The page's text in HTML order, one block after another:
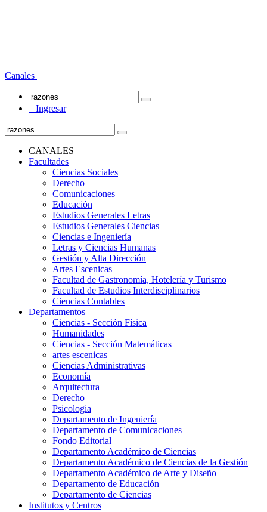
Canales
Ingresar
CANALES
Facultades
Ciencias Sociales
Derecho
Comunicaciones
Educación
Estudios Generales Letras
Estudios Generales Ciencias
Ciencias e Ingeniería
Letras y Ciencias Humanas
Gestión y Alta Dirección
Artes Escenicas
Facultad de Gastronomía, Hotelería y Turismo
Facultad de Estudios Interdisciplinarios
Ciencias Contables
Departamentos
Ciencias - Sección Física
Humanidades
Ciencias - Sección Matemáticas
artes escenicas
Ciencias Administrativas
Economía
Arquitectura
Derecho
Psicologia
Departamento de Ingeniería
Departamento de Comunicaciones
Fondo Editorial
Departamento Académico de Ciencias
Departamento Académico de Ciencias de la Gestión
Departamento Académico de Arte y Diseño
Departamento de Educación
Departamento de Ciencias
Institutos y Centros